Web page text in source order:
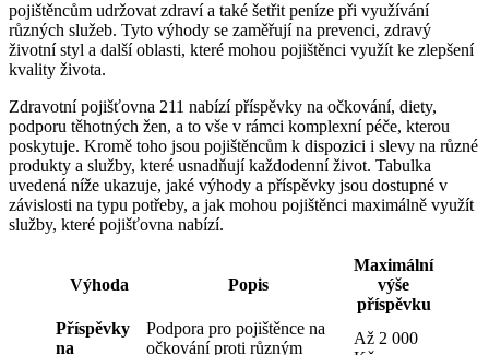
pojištěncům udržovat zdraví a také šetřit peníze při využívání
různých služeb. Tyto výhody se zaměřují na prevenci, zdravý
životní styl a další oblasti, které mohou pojištěnci využít ke zlepšení
kvality života.
Zdravotní pojišťovna 211 nabízí příspěvky na očkování, diety,
podporu těhotných žen, a to vše v rámci komplexní péče, kterou
poskytuje. Kromě toho jsou pojištěncům k dispozici i slevy na různé
produkty a služby, které usnadňují každodenní život. Tabulka
uvedená níže ukazuje, jaké výhody a příspěvky jsou dostupné v
závislosti na typu potřeby, a jak mohou pojištěnci maximálně využít
služby, které pojišťovna nabízí.
Výhoda Popis
Maximální
výše
příspěvku
Příspěvky
na
Podpora pro pojištěnce na
očkování proti různým
Až 2 000